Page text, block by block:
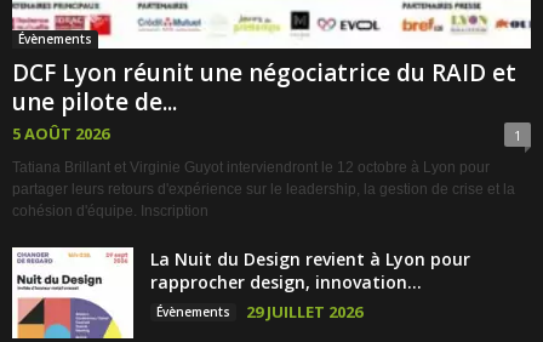
Évènements
DCF Lyon réunit une négociatrice du RAID et
une pilote de...
5 AOÛT 2026 1
Tatiana Brillant et Virginie Guyot interviendront le 12 octobre à Lyon pour
partager leurs retours d'expérience sur le leadership, la gestion de crise et la
cohésion d'équipe. Inscription
La Nuit du Design revient à Lyon pour
rapprocher design, innovation...
Évènements 29 JUILLET 2026